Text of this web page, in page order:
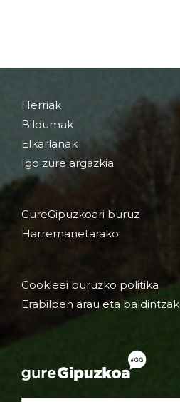
Herriak
Bildumak
Elkarlanak
Igo zure argazkia
GureGipuzkoari buruz
Harremanetarako
Cookieei buruzko politika
Erabilpen arau eta baldintzak